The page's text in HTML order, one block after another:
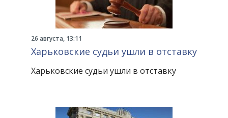
26 августа, 13:11
Харьковские судьи ушли в отставку
Харьковские судьи ушли в отставку